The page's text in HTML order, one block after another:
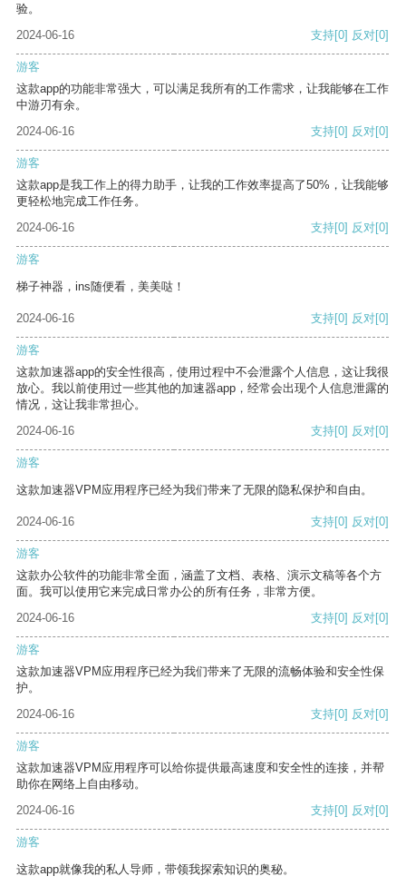
验。
2024-06-16
支持[0] 反对[0]
游客
这款app的功能非常强大，可以满足我所有的工作需求，让我能够在工作
中游刃有余。
2024-06-16
支持[0] 反对[0]
游客
这款app是我工作上的得力助手，让我的工作效率提高了50%，让我能够
更轻松地完成工作任务。
2024-06-16
支持[0] 反对[0]
游客
梯子神器，ins随便看，美美哒！
2024-06-16 支持[0] 反对[0]
游客
这款加速器app的安全性很高，使用过程中不会泄露个人信息，这让我很
放心。我以前使用过一些其他的加速器app，经常会出现个人信息泄露的
情况，这让我非常担心。
2024-06-16
支持[0] 反对[0]
游客
这款加速器VPM应用程序已经为我们带来了无限的隐私保护和自由。
2024-06-16 支持[0] 反对[0]
游客
这款办公软件的功能非常全面，涵盖了文档、表格、演示文稿等各个方
面。我可以使用它来完成日常办公的所有任务，非常方便。
2024-06-16
支持[0] 反对[0]
游客
这款加速器VPM应用程序已经为我们带来了无限的流畅体验和安全性保
护。
2024-06-16
支持[0] 反对[0]
游客
这款加速器VPM应用程序可以给你提供最高速度和安全性的连接，并帮
助你在网络上自由移动。
2024-06-16
支持[0] 反对[0]
游客
这款app就像我的私人导师，带领我探索知识的奥秘。